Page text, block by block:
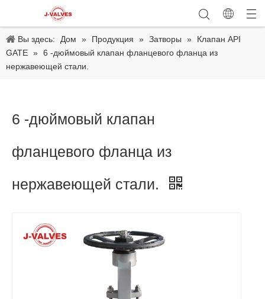
Вы здесь: Дом » Продукция » Затворы »
Клапан API
GATE » 6 -дюймовый клапан фланцевого фланца из
нержавеющей стали.
6 -дюймовый клапан
фланцевого фланца из
нержавеющей стали.